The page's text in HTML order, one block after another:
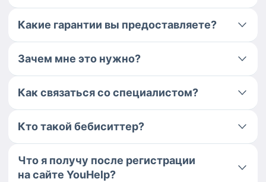
Какие гарантии вы предоставляете?
Зачем мне это нужно?
Как связаться со специалистом?
Кто такой бебиситтер?
Что я получу после регистрации
на сайте YouHelp?